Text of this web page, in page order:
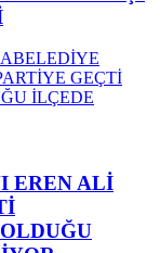
EREN ALİ